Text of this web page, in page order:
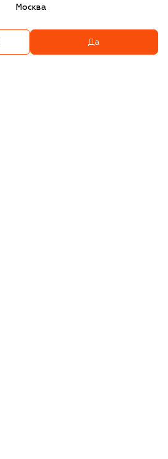
Москва
Да